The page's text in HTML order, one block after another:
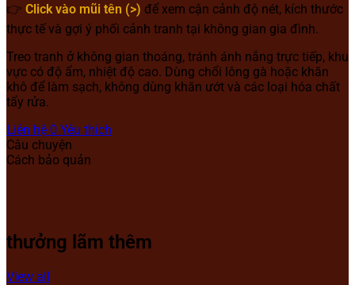
👉 Click vào mũi tên (>) để xem cận cảnh độ nét, kích thước
thực tế và gợi ý phối cảnh tranh tại không gian gia đình.
Treo tranh ở không gian thoáng, tránh ánh nắng trực tiếp, khu
vực có độ ẩm, nhiệt độ cao. Dùng chổi lông gà hoặc khăn
khô để làm sạch, không dùng khăn ướt và các loại hóa chất
tẩy rửa.
Liên hệ 0 Yêu thích
Câu chuyện
Cách bảo quản
thưởng lãm thêm
View all